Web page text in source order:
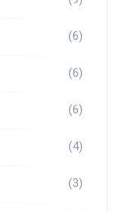
(6)
(6)
(6)
(4)
(3)